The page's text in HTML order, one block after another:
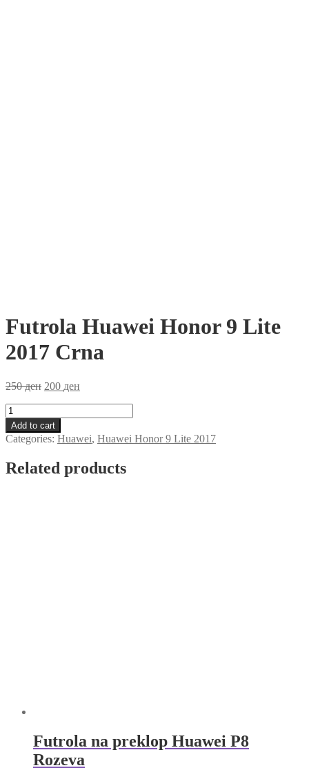
Futrola Huawei Honor 9 Lite
2017 Crna
250ден 200 ден
Futrola
Huawei
Honor
9
2017
Add to cart
Categories: Huawei, Huawei Honor 9 Lite 2017
Related products
Futrola na preklop Huawei P8
Rozeva